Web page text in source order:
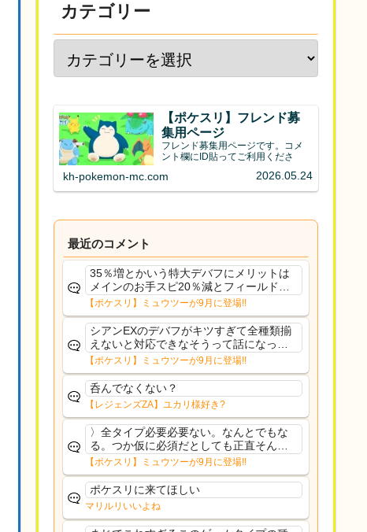
カテゴリー
【ポケスリ】フレンド募
集用ページ
フレンド募集用ページです。コメ
ント欄にID貼ってご利用くださ
kh-pokemon-mc.com 2026.05.24
最近のコメント
35％増とかいう特大デバフにメリットは
メインのお手スピ20％減とフィールド効
果のみフェアリーノーマルとか引いたら
まともに料理も作れないし終わり控えめ
に言ってカス
【ポケスリ】ミュウツーが9月に登場!!
シアンEXのデバフがキツすぎて全種類揃
えないと対応できなそうって話になって
るわ
【ポケスリ】ミュウツーが9月に登場!!
呑んでなくない？
【レジェンズZA】ユカリ様好き?
〉全タイプ必要必要ない。なんとでもな
る。つか仮に必須だとしても正直そんな
もんに付き合う気は無い。運営は時間の
リソースを甘く見すぎなのよ。ポケスリ
やったことないやろうなと思ってる。〉
ラピスEX最短二年後...
【ポケスリ】ミュウツーが9月に登場!!
ポケスリに来てほしい
マリルリいいよね